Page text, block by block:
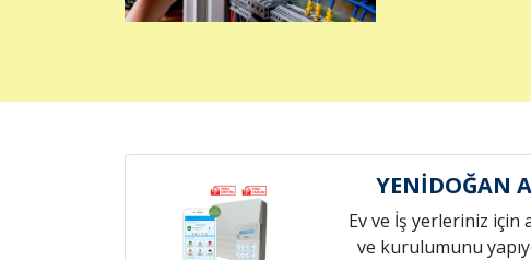
YENİDOĞAN
Ev ve İş yerleriniz için
ve kurulumunu